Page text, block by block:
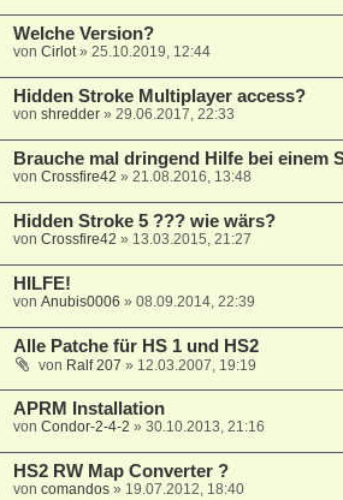
Welche Version?
von Cirlot» 25.10.2019, 12:44
Hidden Stroke Multiplayer access?
von shredder» 29.06.2017, 22:33
Brauche mal dringend Hilfe bei einem
von Crossfire42 » 21.08.2016, 13:48
Hidden Stroke 5 ??? wie wärs?
von Crossfire42 » 13.03.2015, 21:27
HILFE!
von Anubis0006 » 08.09.2014, 22:39
Alle Patche für HS 1 und HS2
von Ralf 207 » 12.03.2007, 19:19
APRM Installation
von Condor-2-4-2 » 30.10.2013, 21:16
HS2 RW Map Converter ?
von comandos» 19.07.2012, 18:40